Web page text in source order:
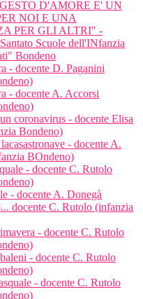
D'AMORE E' UN
NOI E UNA
PER GLI ALTRI" -
Scuole dell'INfanzia
Bondeno
- docente D. Paganini
- docente A. Accorsi
coronavirus - docente Elisa
Bondeno)
- docente A.
BOndeno)
- docente C. Rutolo
- docente A. Donegà
docente C. Rutolo (infanzia
- docente C. Rutolo
- docente C. Rutolo
- docente C. Rutolo